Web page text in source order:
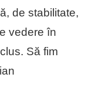
de stabilitate,
vedere în
Să fim